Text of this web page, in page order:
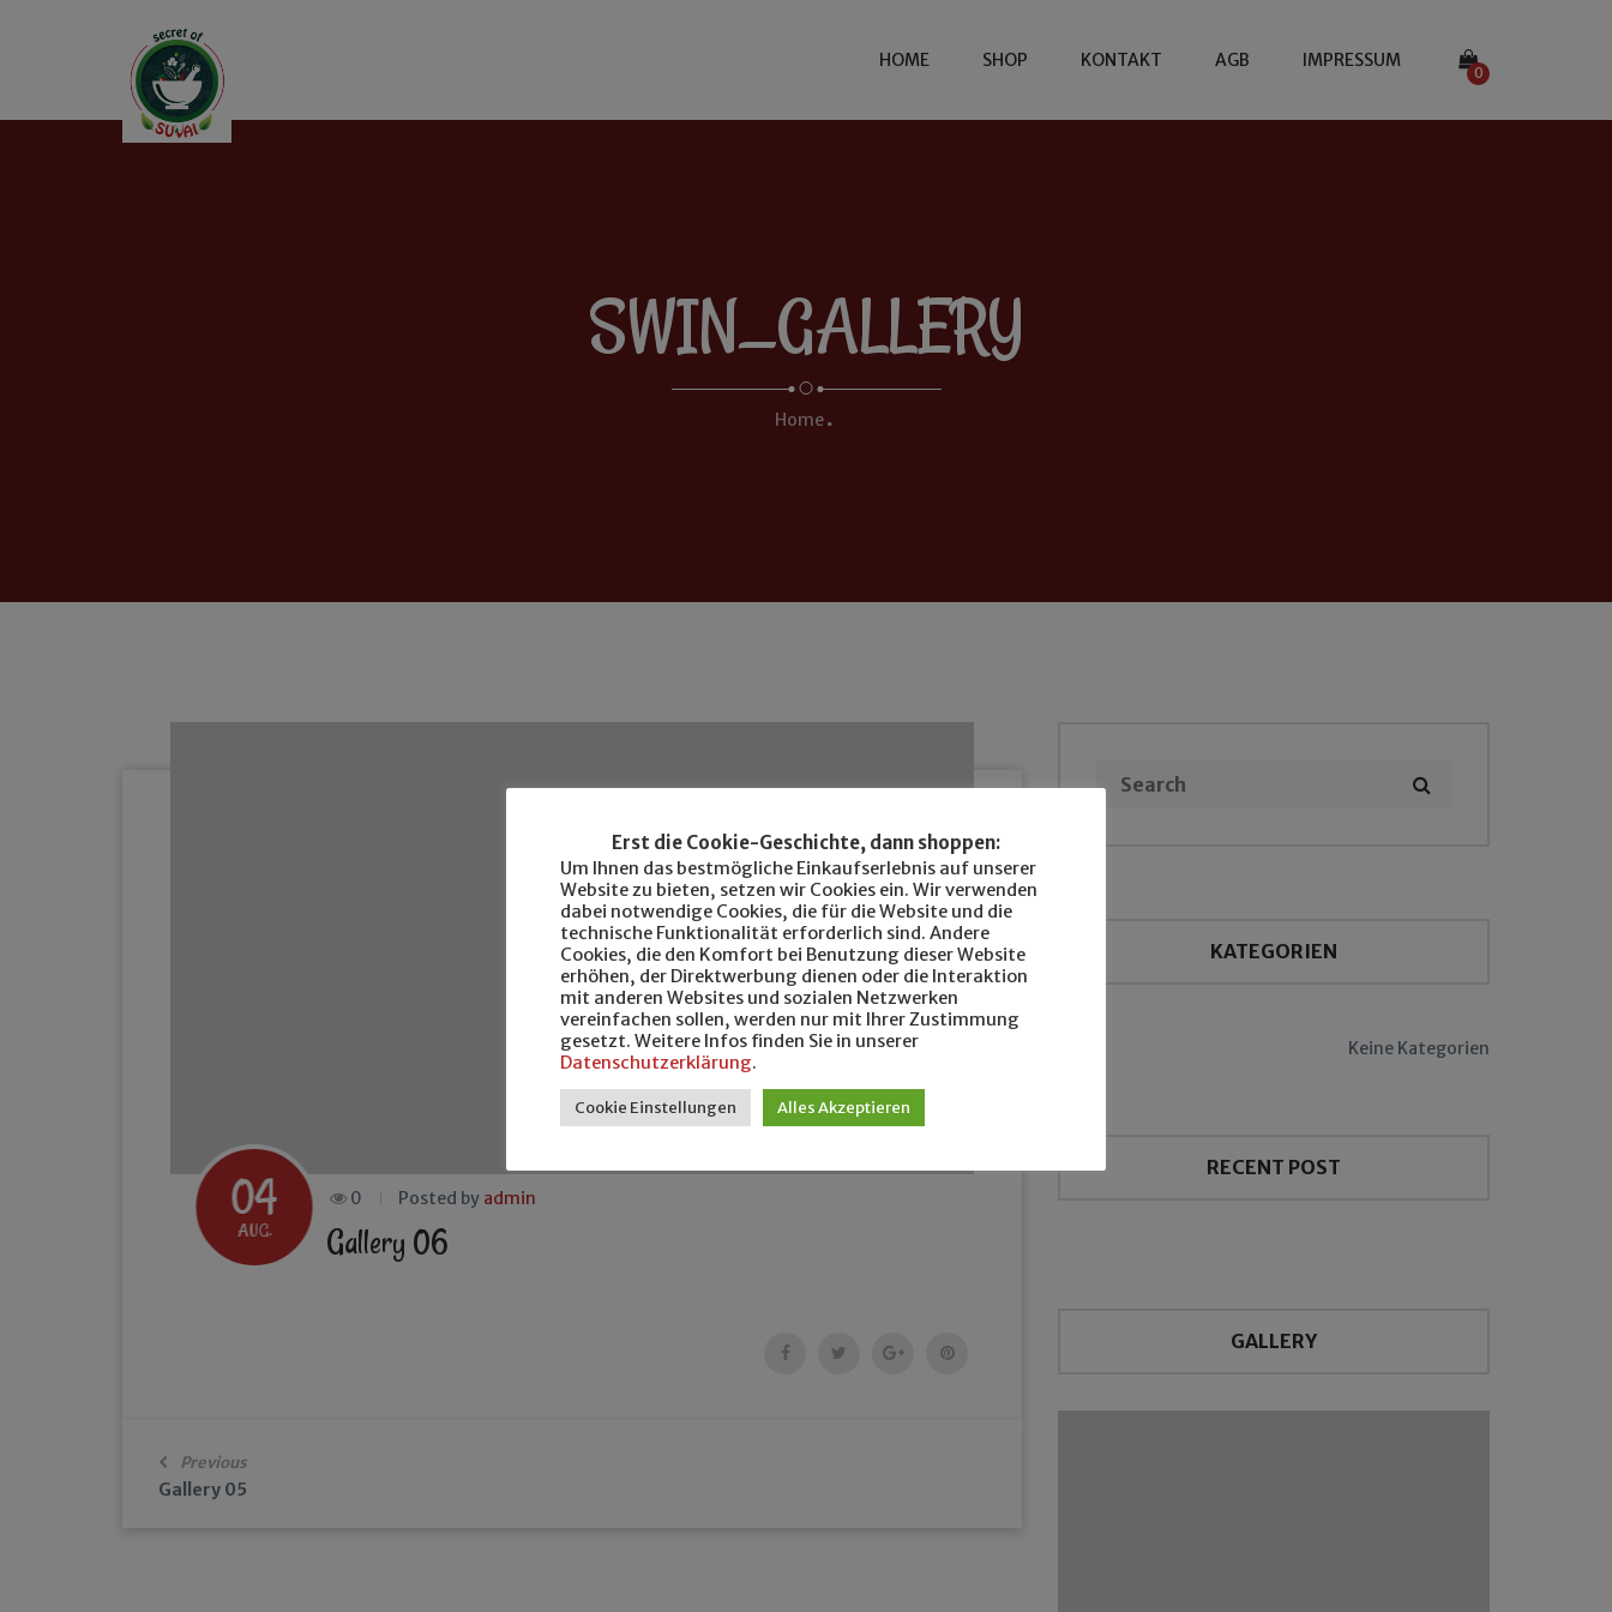
0
HOME SHOP KONTAKT AGB IMPRESSUM
SWIN_GALLERY
Home
04
AUG.
0 Posted by admin
Gallery 06
Previous
Gallery 05
KATEGORIEN
Keine Kategorien
RECENT POST
GALLERY
Erst die Cookie-Geschichte, dann shoppen:
Um Ihnen das bestmögliche Einkaufserlebnis auf unserer
Website zu bieten, setzen wir Cookies ein. Wir verwenden
dabei notwendige Cookies, die für die Website und die
technische Funktionalität erforderlich sind. Andere
Cookies, die den Komfort bei Benutzung dieser Website
erhöhen, der Direktwerbung dienen oder die Interaktion
mit anderen Websites und sozialen Netzwerken
vereinfachen sollen, werden nur mit Ihrer Zustimmung
gesetzt. Weitere Infos finden Sie in unserer
Datenschutzerklärung.
Cookie Einstellungen Alles Akzeptieren